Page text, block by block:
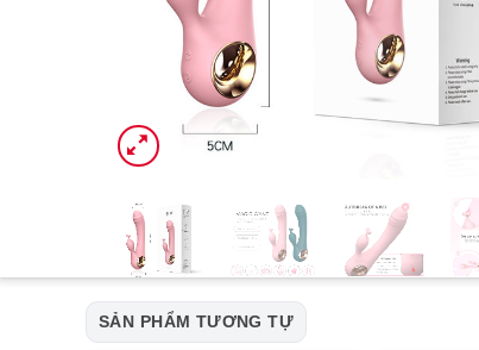
SẢN PHẨM TƯƠNG TỰ